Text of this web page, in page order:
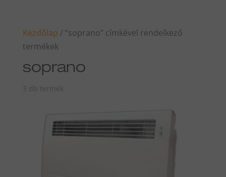
Kezdőlap / “soprano” címkével rendelkező
termékek
soprano
3 db termék